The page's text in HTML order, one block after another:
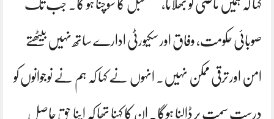
کہا کہ ہمیں ماضی کو بھلانا، مستقبل کا سوچنا ہو گا۔ جب تک
صوبائی حکومت، وفاق اور سکیورٹی ادارے ساتھ نہیں بیٹھتے
امن اور ترقی ممکن نہیں۔ انہوں نے کہا کہ ہم نے نوجوانوں کو
درست سمت پر ڈالنا ہوگا۔ ان کا کہنا تھا کہ اپنا حق حاصل